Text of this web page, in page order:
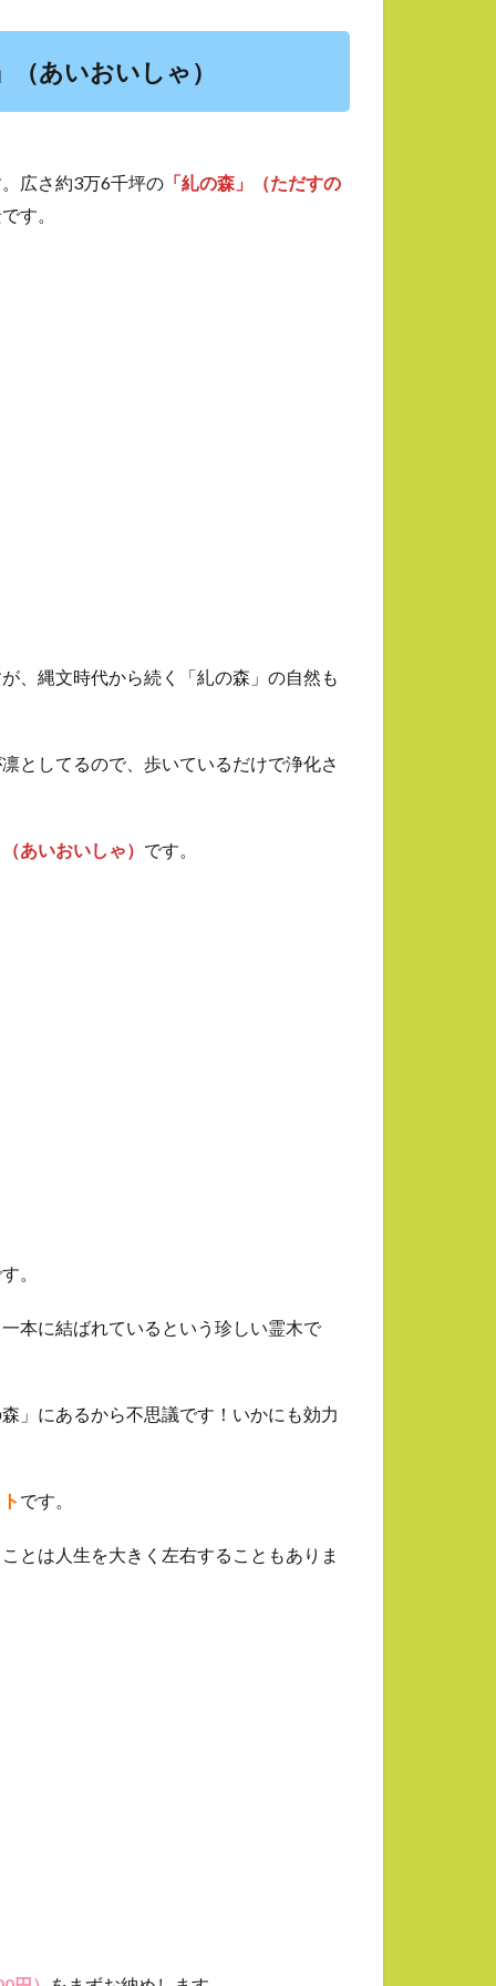
あいおいしゃ）
広さ約3万6千坪の 「糺の森」（ただすの
す。
、縄文時代から続く「糺の森」の自然も
としてるので、歩いているだけで浄化さ
あいおいしゃ） です。
。
本に結ばれているという珍しい霊木で
」にあるから不思議です！いかにも効力
です。
とは人生を大きく左右することもありま